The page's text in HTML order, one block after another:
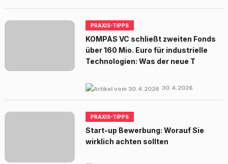
PRAXIS-TIPPS
KOMPAS VC schließt zweiten Fonds
über 160 Mio. Euro für industrielle
Technologien: Was der neue T
30.4.2026
PRAXIS-TIPPS
Start-up Bewerbung: Worauf Sie
wirklich achten sollten